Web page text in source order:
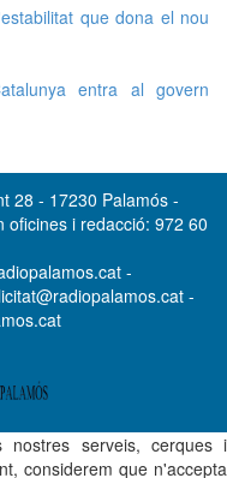
que dona el nou
entra al govern
28 - 17230 Palamós -
oficines i redacció: 972 60
-
-
serveis, cerques i
considerem que n'accepta